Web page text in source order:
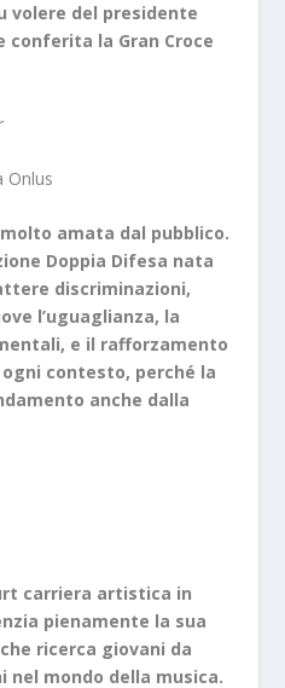
volere del presidente
la Gran Croce
Onlus
amata dal pubblico.
Doppia Difesa nata
discriminazioni,
l’uguaglianza, la
e il rafforzamento
contesto, perché la
anche dalla
carriera artistica in
pienamente la sua
ricerca giovani da
nel mondo della musica.